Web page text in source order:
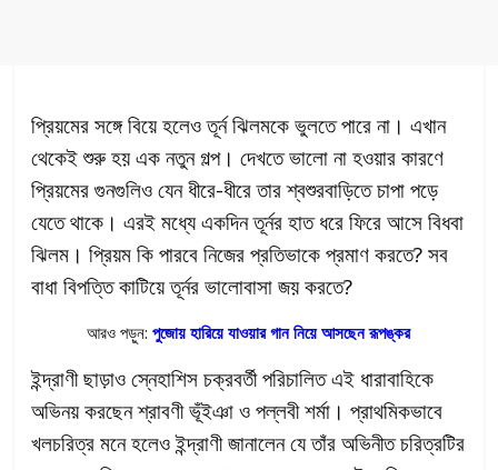
প্রিয়মের সঙ্গে বিয়ে হলেও তূর্ন ঝিলমকে ভুলতে পারে না। এখান
থেকেই শুরু হয় এক নতুন গল্প। দেখতে ভালো না হওয়ার কারণে
প্রিয়মের গুনগুলিও যেন ধীরে-ধীরে তার শ্বশুরবাড়িতে চাপা পড়ে
যেতে থাকে। এরই মধ্যে একদিন তূর্নর হাত ধরে ফিরে আসে বিধবা
ঝিলম। প্রিয়ম কি পারবে নিজের প্রতিভাকে প্রমাণ করতে? সব
বাধা বিপত্তি কাটিয়ে তূর্নর ভালোবাসা জয় করতে?
আরও পড়ুন:পুজোয় হারিয়ে যাওয়ার গান নিয়ে আসছেন রূপঙ্কর
ইন্দ্রাণী ছাড়াও স্নেহাশিস চক্রবর্তী পরিচালিত এই ধারাবাহিকে
অভিনয় করছেন শ্রাবণী ভূঁইঞা ও পল্লবী শর্মা। প্রাথমিকভাবে
খলচরিত্র মনে হলেও ইন্দ্রাণী জানালেন যে তাঁর অভিনীত চরিত্রটির